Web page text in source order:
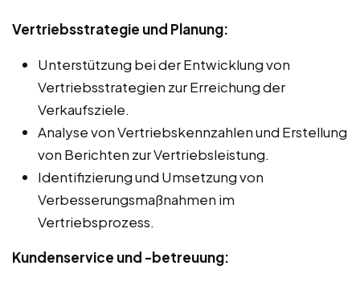
Vertriebsstrategie und Planung:
Unterstützung bei der Entwicklung von
Vertriebsstrategien zur Erreichung der
Verkaufsziele.
Analyse von Vertriebskennzahlen und Erstellung
von Berichten zur Vertriebsleistung.
Identifizierung und Umsetzung von
Verbesserungsmaßnahmen im
Vertriebsprozess.
Kundenservice und -betreuung: